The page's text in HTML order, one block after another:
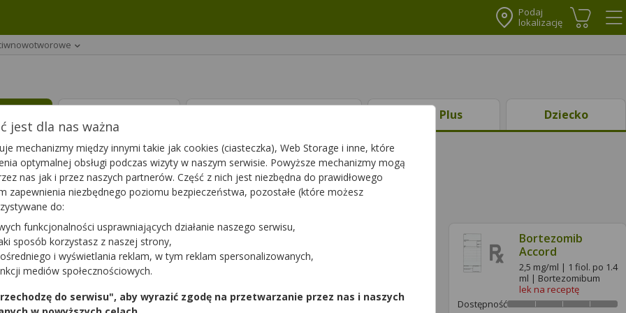
Podaj
lokalizację
Koszyk
Ciąża Plus Dziecko
w leczeniu rozmaitych rodzajów nowotworów.
(607)
|
Bortezomib
Accord
3,5 mg | 1 fiol. |
Bortezomibum
Dostępność
Dostępność
Bortezomib
Accord
2,5 mg/ml | 1 fiol. po 1.4
ml | Bortezomibum
lek na receptę
Dostępność
jest dla nas ważna
mechanizmy między innymi takie jak cookies (ciasteczka), Web Storage i inne, które
optymalnej obsługi podczas wizyty w naszym serwisie. Powyższe mechanizmy mogą
nas jak i przez naszych partnerów. Część z nich jest niezbędna do prawidłowego
zapewnienia niezbędnego poziomu bezpieczeństwa, pozostałe (które możesz
do:
funkcjonalności usprawniających działanie naszego serwisu,
sposób korzystasz z naszej strony,
i wyświetlania reklam, w tym reklam spersonalizowanych,
mediów społecznościowych.
do serwisu", aby wyrazić zgodę na przetwarzanie przez nas i naszych